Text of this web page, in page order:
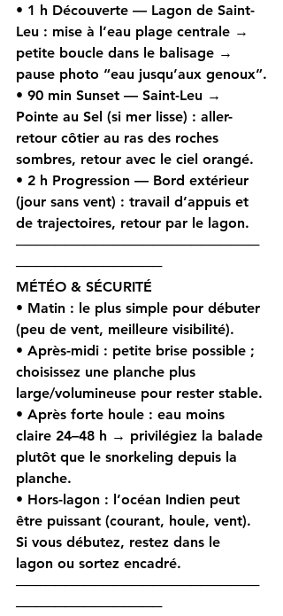
• 1 h Découverte — Lagon de Saint-
Leu : mise à l’eau plage centrale →
petite boucle dans le balisage →
pause photo “eau jusqu’aux genoux”.
• 90 min Sunset — Saint-Leu →
Pointe au Sel (si mer lisse) : aller-
retour côtier au ras des roches
sombres, retour avec le ciel orangé.
• 2 h Progression — Bord extérieur
(jour sans vent) : travail d’appuis et
de trajectoires, retour par le lagon.
─────────────────────────
───────────────
MÉTÉO & SÉCURITÉ
• Matin : le plus simple pour débuter
(peu de vent, meilleure visibilité).
• Après-midi : petite brise possible ;
choisissez une planche plus
large/volumineuse pour rester stable.
• Après forte houle : eau moins
claire 24–48 h → privilégiez la balade
plutôt que le snorkeling depuis la
planche.
• Hors-lagon : l’océan Indien peut
être puissant (courant, houle, vent).
Si vous débutez, restez dans le
lagon ou sortez encadré.
─────────────────────────
───────────────